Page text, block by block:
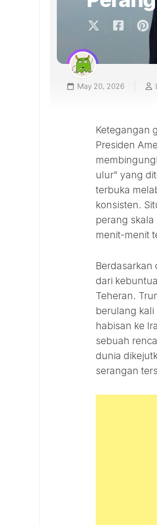
May 20, 2026
Ketegangan
Presiden
ulur" yang
terbuka
konsisten.
perang
menit-menit
Berdasarkan
dari
Teheran.
berulang
habisan ke
sebuah
dunia
serangan